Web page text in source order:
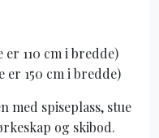
er 110 cm i bredde)
er 150 cm i bredde)
med spiseplass, stue
og skibod.